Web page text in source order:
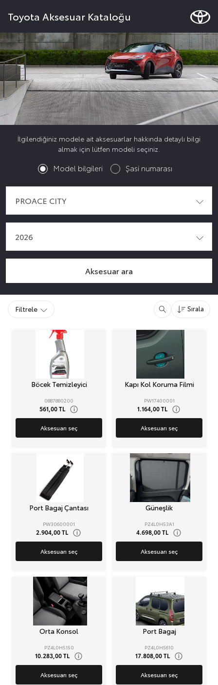
Toyota Aksesuar Kataloğu
İlgilendiğiniz modele ait aksesuarlar hakkında detaylı bilgi
almak için lütfen modeli seçiniz.
Model bilgileri Şasi numarası
PROACE CITY
2026
Aksesuar ara
Filtrele Sırala
Böcek Temizleyici
0887880200
561,00 TL i
Aksesuarı seç
Kapı Kol Koruma Filmi
PW17400001
1.164,00 TL i
Aksesuarı seç
Port Bagaj Çantası
PW30600001
2.904,00 TL i
Aksesuarı seç
Güneşlik
PZ4L0H53A1
4.698,00 TL i
Aksesuarı seç
Orta Konsol
PZ4L0H5150
10.283,00 TL i
Aksesuarı seç
Port Bagaj
PZ4L0H5610
17.808,00 TL i
Aksesuarı seç